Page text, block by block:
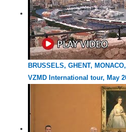
BRUSSELS, GHENT,
VZMD International tour, May